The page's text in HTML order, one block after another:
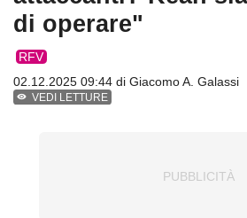
di operare"
RFV
02.12.2025 09:44 di Giacomo A. Galassi
VEDI LETTURE